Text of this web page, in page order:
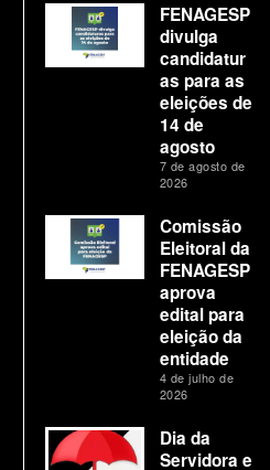
FENAGESP
divulga
candidatur
as para as
eleições de
14 de
agosto
7 de agosto de
2026
Comissão
Eleitoral da
FENAGESP
aprova
edital para
eleição da
entidade
4 de julho de
2026
Dia da
Servidora e